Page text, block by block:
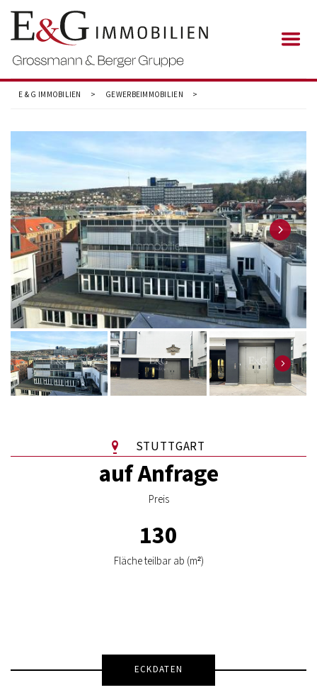
E & G IMMOBILIEN > GEWERBEIMMOBILIEN >
STUTTGART
auf Anfrage
Preis
130
Fläche teilbar ab (m²)
ECKDATEN